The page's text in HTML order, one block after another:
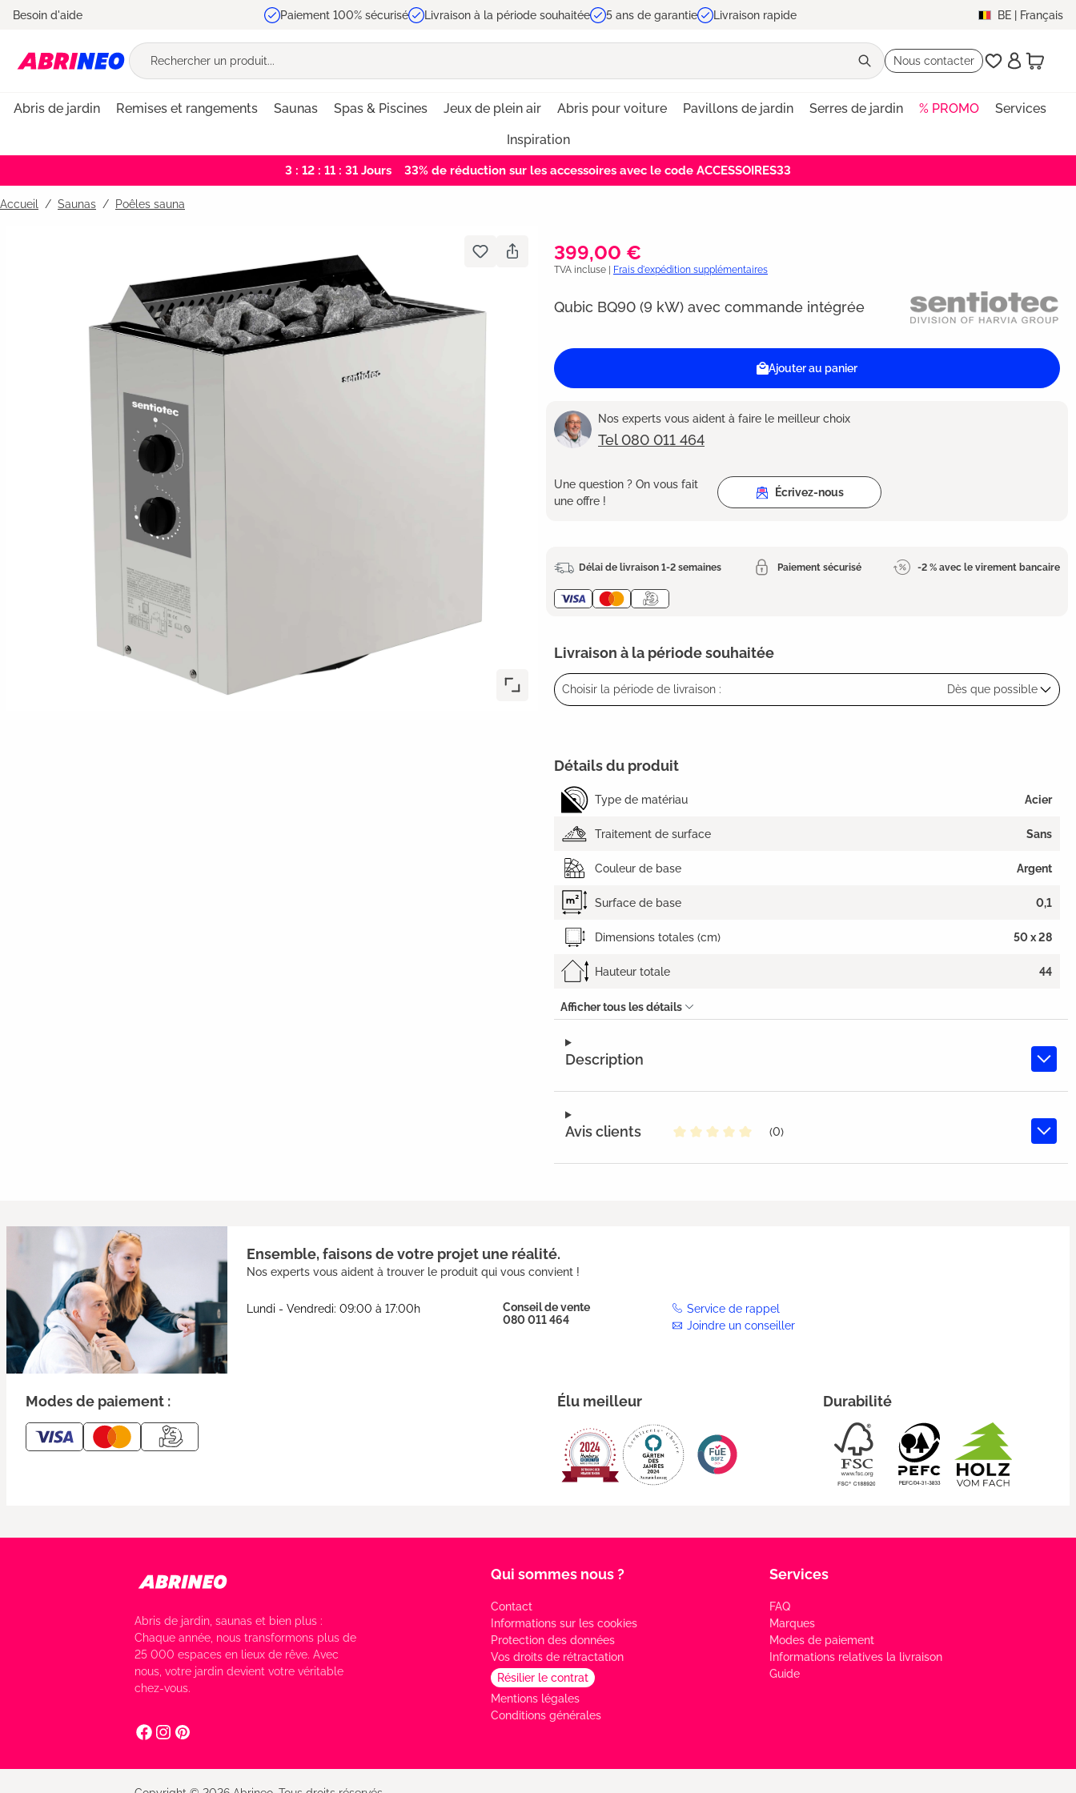
Passer à la navigation principale
Besoin d'aide Paiement 100% sécurisé Livraison à la période souhaitée 5 ans de garantie Livraison rapide BE | Français
Nous contacter
Abris de jardin Remises et rangements Saunas Spas & Piscines Jeux de plein air Abris pour voiture Pavillons de jardin Serres de jardin % PROMO Services
Inspiration
3 : 12 : 11 : 31 Jours 33% de réduction sur les accessoires avec le code ACCESSOIRES33
Accueil Saunas / Poêles sauna
399,00 €
TVA incluse | Frais d'expédition supplémentaires
Qubic BQ90 (9 kW) avec commande intégrée
Ajouter au panier
Nos experts vous aident à faire le meilleur choix
Tel 080 011 464
Une question ? On vous fait
une offre !
Écrivez-nous
Délai de livraison 1-2 semaines Paiement sécurisé -2 % avec le virement bancaire
Livraison à la période souhaitée
Choisir la période de livraison : Dès que possible
Description
Avis clients
(0)
Détails du produit
Type de matériau Acier
Traitement de surface Sans
Couleur de base Argent
Surface de base 0,1
Dimensions totales (cm) 50 x 28
Hauteur totale 44
Afficher tous les détails
Ensemble, faisons de votre projet une réalité.
Nos experts vous aident à trouver le produit qui vous convient !
Lundi - Vendredi: 09:00 à 17:00h
Conseil de vente
080 011 464
Service de rappel
Joindre un conseiller
Modes de paiement : Élu meilleur Durabilité
Abris de jardin, saunas et bien plus :
Chaque année, nous transformons plus de
25 000 espaces en lieux de rêve. Avec
nous, votre jardin devient votre véritable
chez-vous.
Qui sommes nous ?
Contact
Informations sur les cookies
Protection des données
Vos droits de rétractation
Résilier le contrat
Mentions légales
Conditions générales
Services
FAQ
Marques
Modes de paiement
Informations relatives la livraison
Guide